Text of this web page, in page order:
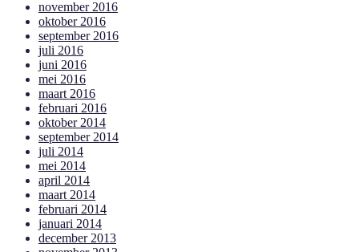
november 2016
oktober 2016
september 2016
juli 2016
juni 2016
mei 2016
maart 2016
februari 2016
oktober 2014
september 2014
juli 2014
mei 2014
april 2014
maart 2014
februari 2014
januari 2014
december 2013